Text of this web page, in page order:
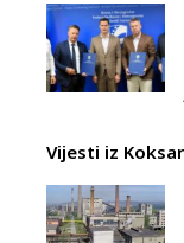
Vijesti iz